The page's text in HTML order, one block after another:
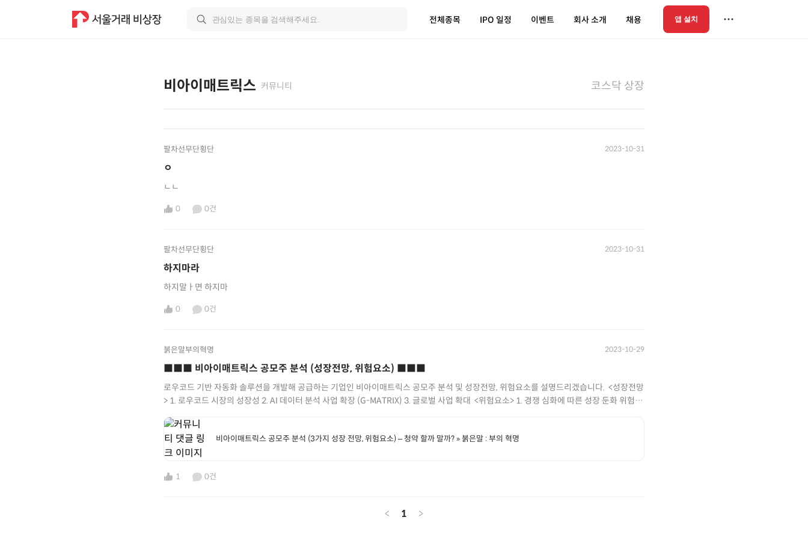
전체종목 IPO 일정 이벤트 회사 소개 채용 앱 설치
비아이매트릭스 커뮤니티 코스닥 상장
팔차선무단횡단 2023-10-31
ㅇ
ㄴㄴ
0 0건
팔차선무단횡단 2023-10-31
하지마라
하지말ㅏ면 하지마
0 0건
붉은말부의혁명 2023-10-29
■■■ 비아이매트릭스 공모주 분석 (성장전망, 위험요소) ■■■
로우코드 기반 자동화 솔루션을 개발해 공급하는 기업인 비아이매트릭스 공모주 분석 및 성장전망, 위험요소를 설명드리겠습니다. ​ <성장전망
> 1. 로우코드 시장의 성장성 2. AI 데이터 분석 사업 확장 (G-MATRIX) 3. 글로벌 사업 확대 ​ <위험요소> 1. 경쟁 심화에 따른 성장 둔화 위험 2.
https://redhorseblog.co.kr/%eb%b9%84%ec%95%84%ec%9d%b4%eb%a7%a4%ed%8a%b8%eb%a6%ad%ec%8a%a4-
%ea%b3%b5%eb%aa%a8%ec%a3%bc-%eb%b6%84%ec%84%9d-%ec%84%b1%ec%9e%a5-
%ec%a0%84%eb%a7%9d-%ec%9c%84%ed%97%98%ec%9a%94%ec%86%8c/
비아이매트릭스 공모주 분석 (3가지 성장 전망, 위험요소) – 청약 할까 말까? » 붉은말 : 부의 혁명
1 0건
< 1 >